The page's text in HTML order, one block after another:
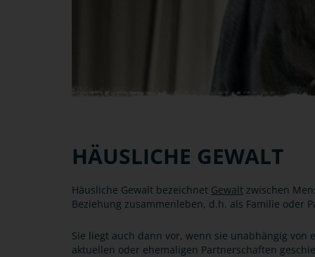
HÄUSLICHE GEWALT
Häusliche Gewalt bezeichnet Gewalt zwischen
Beziehung zusammenleben, d.h. als Familie oder
Sie liegt auch dann vor, wenn sie unabhängig
aktuellen oder ehemaligen Partnerschaften